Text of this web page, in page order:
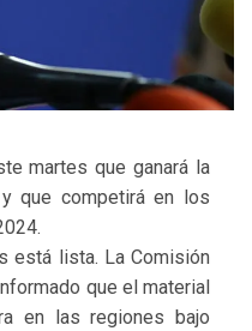
martes que ganará la
que competirá en los
está lista. La Comisión
que el material
en las regiones bajo